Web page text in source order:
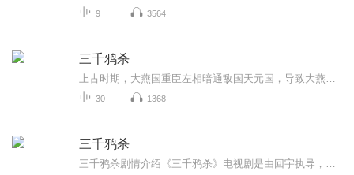
9 3564
三千鸦杀
30 1368
三千鸦杀